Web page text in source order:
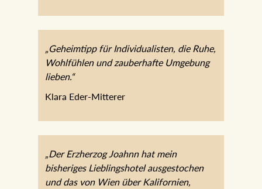
„Geheimtipp für Individualisten, die Ruhe,
Wohlfühlen und zauberhafte Umgebung
lieben.“
Klara Eder-Mitterer
„Der Erzherzog Joahnn hat mein
bisheriges Lieblingshotel ausgestochen
und das von Wien über Kalifornien,